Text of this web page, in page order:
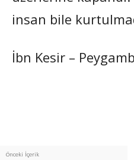
insan bile
İbn Kesir –
Önceki İçerik